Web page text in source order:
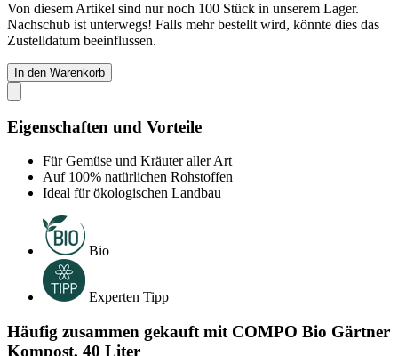
Von diesem Artikel sind nur noch 100 Stück in unserem Lager.
Nachschub ist unterwegs! Falls mehr bestellt wird, könnte dies das
Zustelldatum beeinflussen.
In den Warenkorb
Eigenschaften und Vorteile
Für Gemüse und Kräuter aller Art
Auf 100% natürlichen Rohstoffen
Ideal für ökologischen Landbau
Bio
Experten Tipp
Häufig zusammen gekauft mit COMPO Bio Gärtner
Kompost, 40 Liter